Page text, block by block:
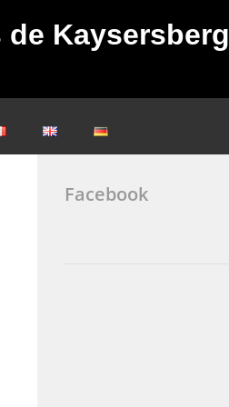
Kaysersberg
Facebook